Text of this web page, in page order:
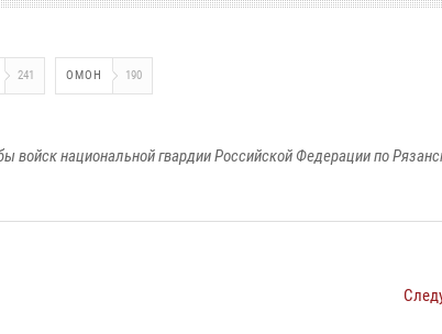
241 ОМОН 190
национальной гвардии Российской Федерации по